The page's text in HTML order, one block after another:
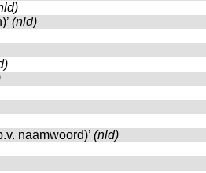
(nld)
naamwoord)’ (nld)